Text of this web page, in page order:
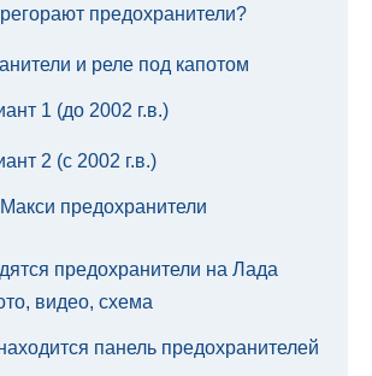
предохранители?
и реле под капотом
1 (до 2002 г.в.)
2 (с 2002 г.в.)
Макси предохранители
предохранители на Лада
видео, схема
панель предохранителей